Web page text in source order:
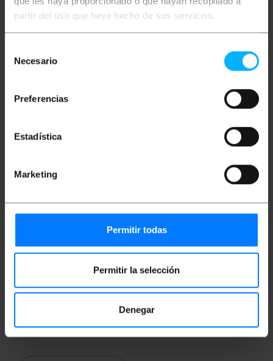
partir del uso que haya hecho de sus servicios.
Necesario
Preferencias
Estadística
Marketing
Permitir todas
Permitir la selección
Denegar
profondità x altezza): 50.0 x 25.0 x 11.0 cm
Videos